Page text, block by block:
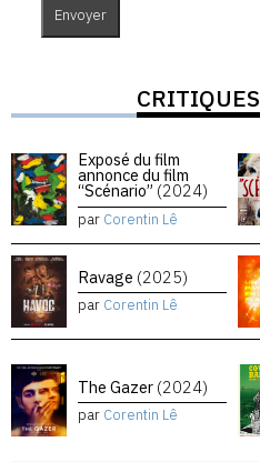
CRITIQUES
Exposé du film
annonce du film
“Scénario” (2024)
par Corentin Lê
Ravage (2025)
par Corentin Lê
The Gazer (2024)
par Corentin Lê